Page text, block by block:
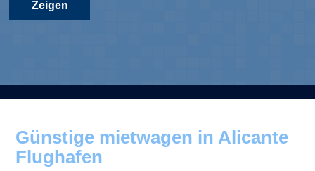
Günstige mietwagen in Alicante
Flughafen